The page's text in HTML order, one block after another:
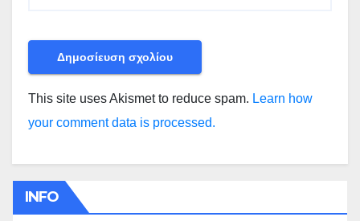
This site uses Akismet to reduce spam. Learn how
your comment data is processed.
INFO